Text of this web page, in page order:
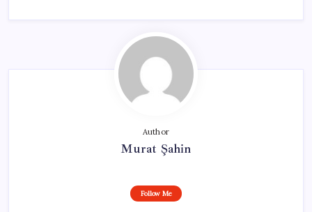
Author
Murat Şahin
Follow Me